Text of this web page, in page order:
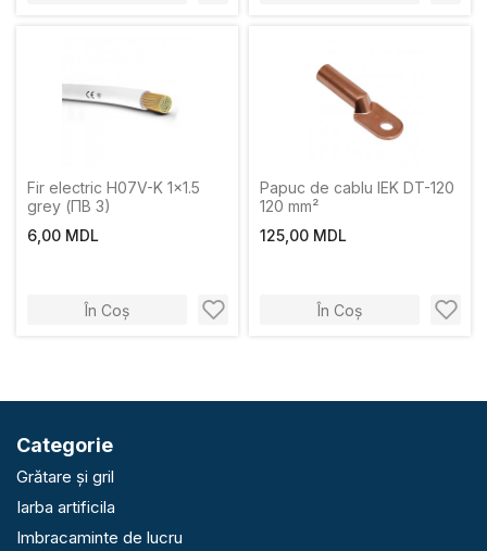
Fir electric H07V-K 1x1.5
grey (ПВ 3)
6,00 MDL
În Coș
Papuc de cablu IEK DT-120
120 mm²
125,00 MDL
În Coș
Categorie
Grătare și gril
Iarba artificila
Imbracaminte de lucru